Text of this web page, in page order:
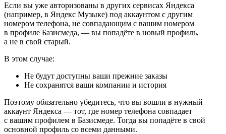
Если вы уже авторизованы в других сервисах Яндекса
(например, в Яндекс Музыке) под аккаунтом с другим
номером телефона, не совпадающим с вашим номером
в профиле Базисмеда, — вы попадёте в новый профиль,
а не в свой старый.
В этом случае:
Не будут доступны ваши прежние заказы
Не сохранятся ваши компании и история
Поэтому обязательно убедитесь, что вы вошли в нужный
аккаунт Яндекса — тот, где номер телефона совпадает
с вашим профилем в Базисмеде. Тогда вы попадёте в свой
основной профиль со всеми данными.